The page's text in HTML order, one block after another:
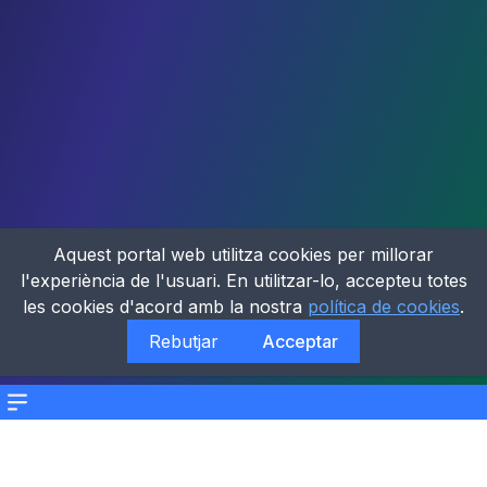
Menu
Aquest portal web utilitza cookies per millorar
l'experiència de l'usuari. En utilitzar-lo, accepteu totes
les cookies d'acord amb la nostra política de cookies.
Rebutjar
Acceptar